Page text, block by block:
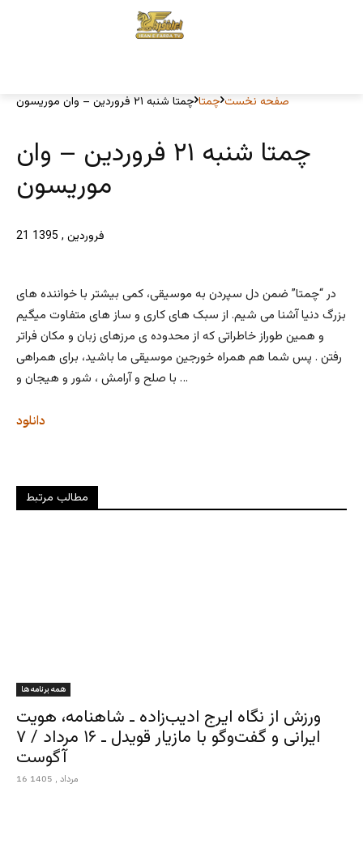
صفحه نخست چمتا چمتا شنبه ۲۱ فروردین – وان موریسون
چمتا شنبه ۲۱ فروردین – وان
موریسون
21 فروردین , 1395
در “چمتا” ضمن دل سپردن به موسیقی، کمی بیشتر با خواننده های
بزرگ دنیا آشنا می شیم. از سبک های کاری و ساز های متفاوت میگیم
و همین طوراز خاطراتی که از محدوده ی مرزهای زبان و مکان فراتر
رفتن . پس شما هم همراه خورجین موسیقی ما باشید، برای همراهی
با صلح و آرامش ، شور و هیجان و …
دانلود
مطالب مرتبط
همه برنامه ها
ورزش از نگاه ایرج ادیب‌زاده ـ شاهنامه، هویت
ایرانی و گفت‌وگو با مازیار قویدل ـ ۱۶ مرداد / ۷
آگوست
16 مرداد , 1405